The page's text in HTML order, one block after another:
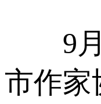
9月
市作家